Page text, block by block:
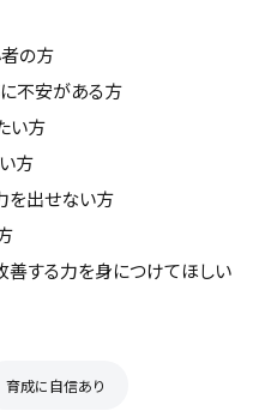
者の方
不安がある方
い方
方
を出せない方
善する力を身につけてほしい
育成に自信あり